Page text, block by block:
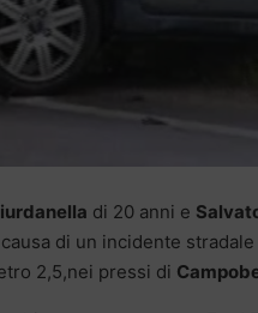
di 20 anni e
di un incidente
2,5,nei pressi di